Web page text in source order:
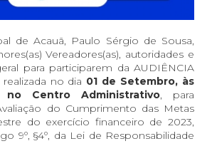
de Acauã, Paulo Sérgio de Sousa,
Vereadores(as), autoridades e
para participarem da AUDIÊNCIA
no dia 01 de Setembro, às
Centro Administrativo, para
do Cumprimento das Metas
do exercício financeiro de 2023,
9º, §4º, da Lei de Responsabilidade